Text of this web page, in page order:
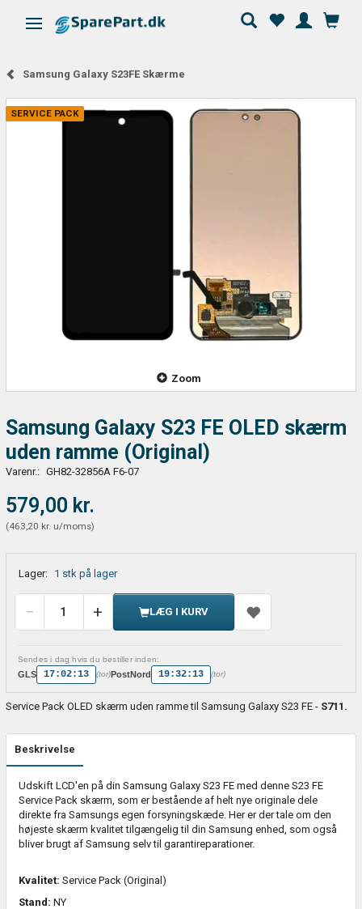
Skifte navigation
Samsung Galaxy S23FE Skærme
SERVICE PACK
Zoom
Samsung Galaxy S23 FE OLED skærm
uden ramme (Original)
Varenr.: GH82-32856A F6-07
579,00 kr.
(463,20 kr. u/moms)
Lager: 1 stk på lager
LÆG I KURV
Sendes i dag hvis du bestiller inden:
GLS 17:02:13 (tor)PostNord 19:32:13 (tor)
Service Pack OLED skærm uden ramme til Samsung Galaxy S23 FE - S711.
Beskrivelse
Udskift LCD'en på din Samsung Galaxy S23 FE med denne S23 FE
Service Pack skærm, som er bestående af helt nye originale dele
direkte fra Samsungs egen forsyningskæde. Her er der tale om den
højeste skærm kvalitet tilgængelig til din Samsung enhed, som også
bliver brugt af Samsung selv til garantireparationer.
Kvalitet: Service Pack (Original)
Stand: NY